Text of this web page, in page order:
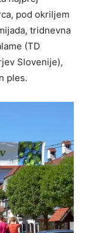
pod okriljem
tridnevna
(TD
Slovenije),
ples.